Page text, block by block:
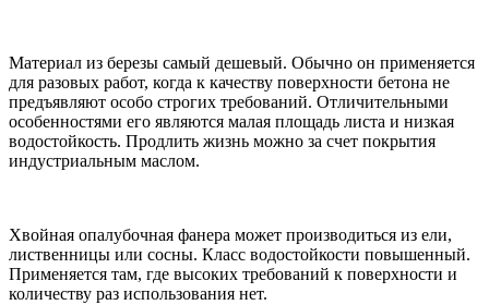
Материал из березы самый дешевый. Обычно он применяется
для разовых работ, когда к качеству поверхности бетона не
предъявляют особо строгих требований. Отличительными
особенностями его являются малая площадь листа и низкая
водостойкость. Продлить жизнь можно за счет покрытия
индустриальным маслом.
Хвойная опалубочная фанера может производиться из ели,
лиственницы или сосны. Класс водостойкости повышенный.
Применяется там, где высоких требований к поверхности и
количеству раз использования нет.